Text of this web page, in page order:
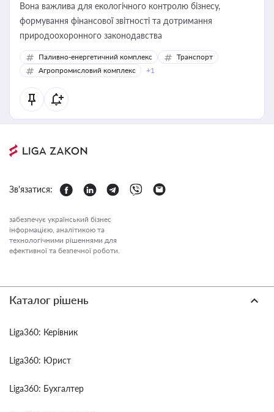
Вона важлива для екологічного контролю бізнесу,
формування фінансової звітності та дотримання
природоохоронного законодавства
Паливно-енергетичний комплекс
Транспорт
Агропромисловий комплекс
+1
Зв'язатися:
забезпечує український бізнес
інформацією, аналітикою та
технологічними рішеннями для
ефективної та безпечної роботи.
Каталог рішень
Liga360: Керівник
Liga360: Юрист
Liga360: Бухгалтер